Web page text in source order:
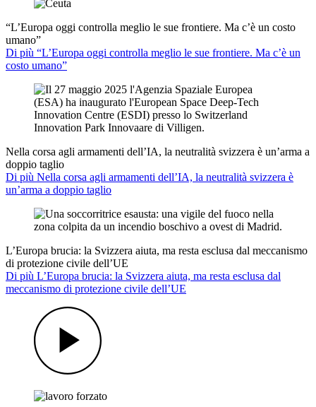
“L’Europa oggi controlla meglio le sue frontiere. Ma c’è un costo
umano”
Di più “L’Europa oggi controlla meglio le sue frontiere. Ma c’è un
costo umano”
Nella corsa agli armamenti dell’IA, la neutralità svizzera è un’arma a
doppio taglio
Di più Nella corsa agli armamenti dell’IA, la neutralità svizzera è
un’arma a doppio taglio
L’Europa brucia: la Svizzera aiuta, ma resta esclusa dal meccanismo
di protezione civile dell’UE
Di più L’Europa brucia: la Svizzera aiuta, ma resta esclusa dal
meccanismo di protezione civile dell’UE